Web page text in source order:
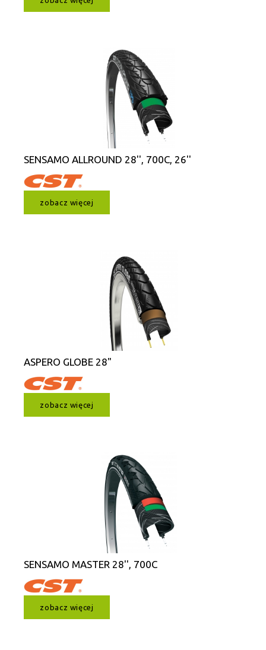
SENSAMO ALLROUND 28'', 700C, 26''
zobacz więcej
ASPERO GLOBE 28"
zobacz więcej
SENSAMO MASTER 28'', 700C
zobacz więcej